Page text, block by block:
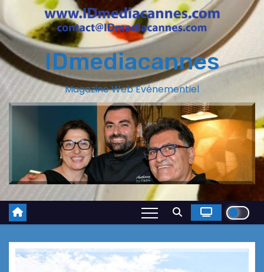
IDmediacannes
Magazine Web Evénementiel